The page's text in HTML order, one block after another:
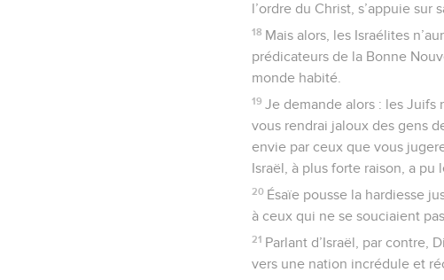
l’ordre du Christ, s’appuie sur
18 Mais alors, les Israélites
prédicateurs de la Bonne
monde habité.
19 Je demande alors : les Juifs
vous rendrai jaloux des gens
envie par ceux que vous
Israël, à plus forte raison, a pu
20 Ésaïe pousse la hardiesse
à ceux qui ne se souciaient
21 Parlant d’Israël, par contre,
vers une nation incrédule et